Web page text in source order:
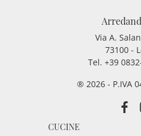
Via A.
73100 -
Tel. +39
® 2026 - P.IVA
CUCINE